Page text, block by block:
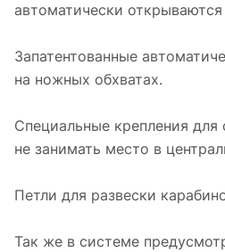
автоматически открываются
Запатентованные
на ножных обхватах.
Специальные крепления для
не занимать место в
Петли для развески
Так же в системе